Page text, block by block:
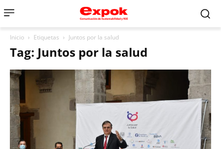
Inicio Etiquetas Juntos por la salud
Tag: Juntos por la salud